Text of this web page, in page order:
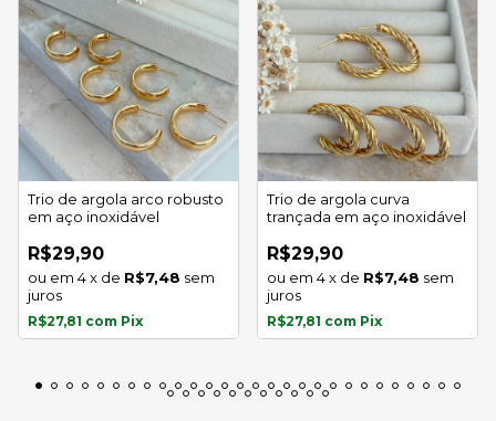
Trio de argola arco robusto
em aço inoxidável
R$29,90
4x de R$7,48 sem
juros
R$27,81 com Pix
Trio de argola curva
trançada em aço inoxidável
R$29,90
4x de R$7,48 sem
juros
R$27,81 com Pix